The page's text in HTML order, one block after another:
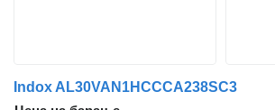
Indox AL30VAN1HCCCA238SC3